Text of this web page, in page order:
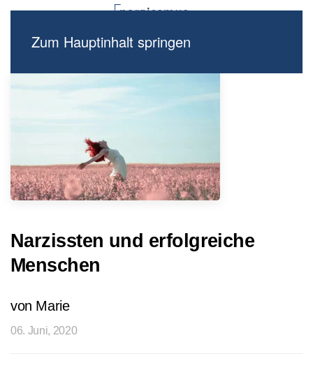
Zum Hauptinhalt springen
Narzissten und erfolgreiche
Menschen
von Marie
06. Juni, 2020